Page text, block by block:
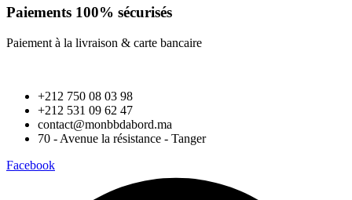
Paiements 100% sécurisés
Paiement à la livraison & carte bancaire
+212 750 08 03 98
+212 531 09 62 47
contact@monbbdabord.ma
70 - Avenue la résistance - Tanger
Facebook